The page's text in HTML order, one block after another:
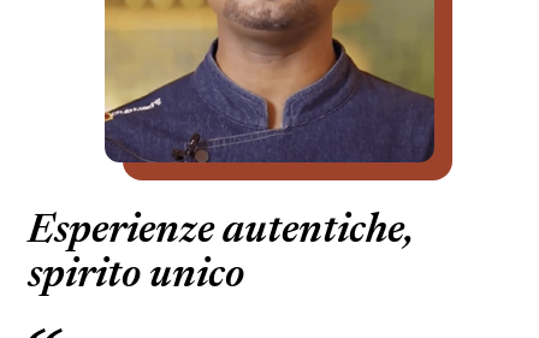
Esperienze autentiche,
spirito unico